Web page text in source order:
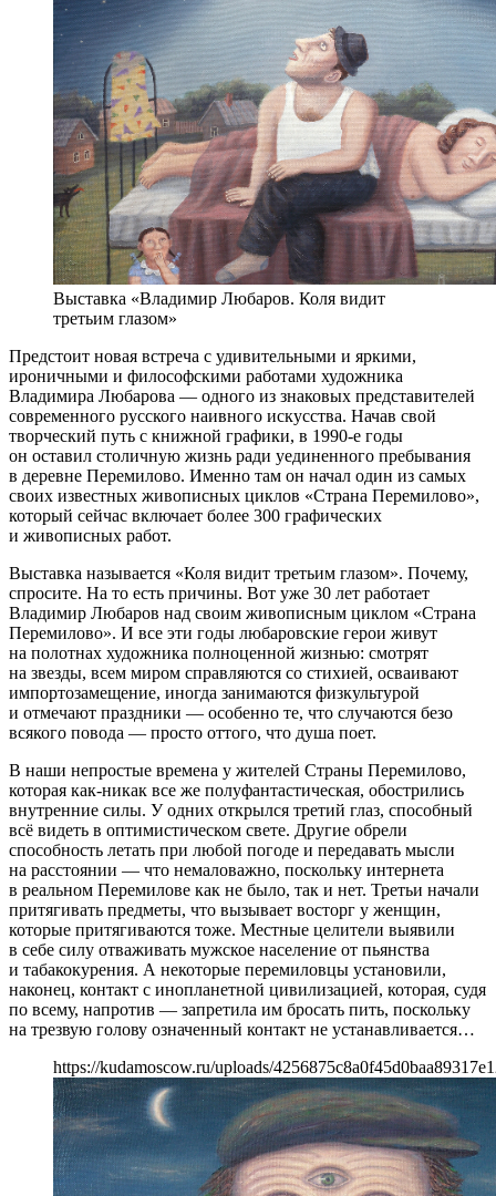
Выставка «Владимир Любаров. Коля видит
третьим глазом»
Предстоит новая встреча с удивительными и яркими,
ироничными и философскими работами художника
Владимира Любарова — одного из знаковых представителей
современного русского наивного искусства. Начав свой
творческий путь с книжной графики, в 1990-е годы
он оставил столичную жизнь ради уединенного пребывания
в деревне Перемилово. Именно там он начал один из самых
своих известных живописных циклов «Страна Перемилово»,
который сейчас включает более 300 графических
и живописных работ.
Выставка называется «Коля видит третьим глазом». Почему,
спросите. На то есть причины. Вот уже 30 лет работает
Владимир Любаров над своим живописным циклом «Страна
Перемилово». И все эти годы любаровские герои живут
на полотнах художника полноценной жизнью: смотрят
на звезды, всем миром справляются со стихией, осваивают
импортозамещение, иногда занимаются физкультурой
и отмечают праздники — особенно те, что случаются безо
всякого повода — просто оттого, что душа поет.
В наши непростые времена у жителей Страны Перемилово,
которая как-никак все же полуфантастическая, обострились
внутренние силы. У одних открылся третий глаз, способный
всё видеть в оптимистическом свете. Другие обрели
способность летать при любой погоде и передавать мысли
на расстоянии — что немаловажно, поскольку интернета
в реальном Перемилове как не было, так и нет. Третьи начали
притягивать предметы, что вызывает восторг у женщин,
которые притягиваются тоже. Местные целители выявили
в себе силу отваживать мужское население от пьянства
и табакокурения. А некоторые перемиловцы установили,
наконец, контакт с инопланетной цивилизацией, которая, судя
по всему, напротив — запретила им бросать пить, поскольку
на трезвую голову означенный контакт не устанавливается…
https://kudamoscow.ru/uploads/